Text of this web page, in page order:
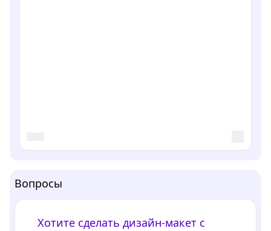
Вопросы
Хотите сделать дизайн-макет с